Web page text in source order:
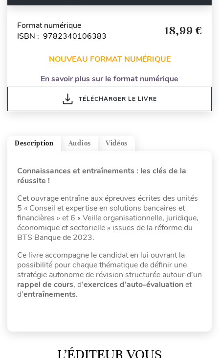
Format numérique
ISBN : 9782340106383
18,99 €
NOUVEAU FORMAT NUMÉRIQUE
En savoir plus sur le format numérique
TÉLÉCHARGER LE LIVRE
Vidéos
Audios
Description
Connaissances et entraînements : les clés de la
réussite !
Cet ouvrage entraîne aux épreuves écrites des unités
5 « Conseil et expertise en solutions bancaires et
financières » et 6 « Veille organisationnelle, juridique,
économique et sectorielle » issues de la réforme du
BTS Banque de 2023.
Ce livre accompagne le candidat en lui ouvrant la
possibilité pour chaque thématique de définir une
stratégie autonome de révision structurée autour d’un
rappel de cours, d’exercices d’auto-évaluationet
d’entraînements.
L’ÉDITEUR VOUS